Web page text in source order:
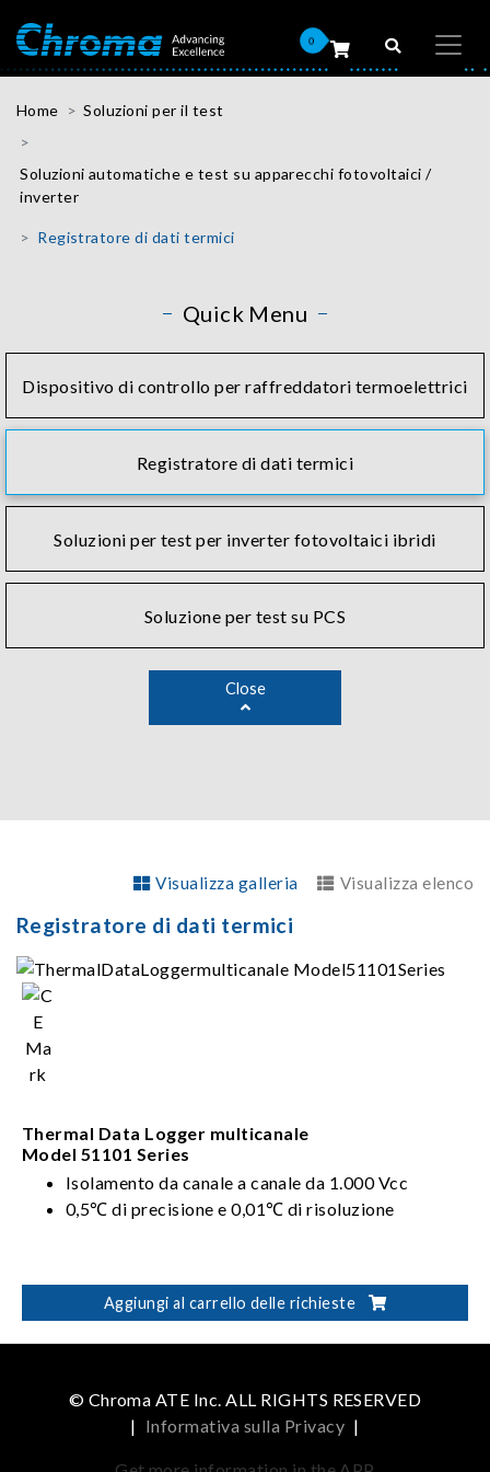
0
Home Soluzioni per il test
Soluzioni automatiche e test su apparecchi fotovoltaici /
inverter
Registratore di dati termici
Quick Menu
Dispositivo di controllo per raffreddatori termoelettrici
Registratore di dati termici
Soluzioni per test per inverter fotovoltaici ibridi
Soluzione per test su PCS
Close
Visualizza galleria Visualizza elenco
Registratore di dati termici
Thermal Data Logger multicanale
Model 51101 Series
Isolamento da canale a canale da 1.000 Vcc
0,5℃ di precisione e 0,01℃ di risoluzione
Aggiungi al carrello delle richieste
© Chroma ATE Inc. ALL RIGHTS RESERVED
| Informativa sulla Privacy |